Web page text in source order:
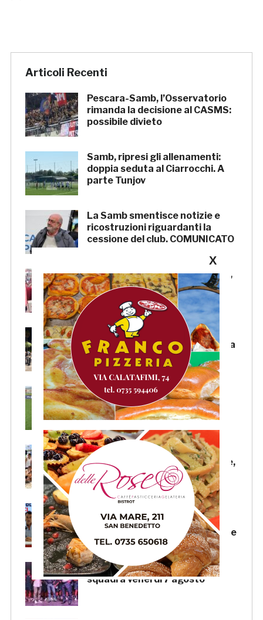
Articoli Recenti
Pescara-Samb, l’Osservatorio
rimanda la decisione al CASMS:
possibile divieto
Samb, ripresi gli allenamenti:
doppia seduta al Ciarrocchi. A
parte Tunjov
La Samb smentisce notizie e
ricostruzioni riguardanti la
cessione del club. COMUNICATO
FOCUS – Giusto criticare Massi,
ma anche riconoscerne i meriti
Scacchi in piazza: giovedì 6
agosto appuntamento in piazza
Salvo D’Acquisto
La Serie C su Rai 2: alcune
partite di Lega Pro saranno
trasmesse in diretta
Beach Soccer AiCS: Lido del
Pescatore conquista il tricolore,
a Imperial Beach la Coppa Italia
Samb, il “doppio mercato” di
Andrea Mussi: per il d.s. un
grande lavoro anche sulle uscite
Samb, la presentazione della
squadra venerdì 7 agosto
X